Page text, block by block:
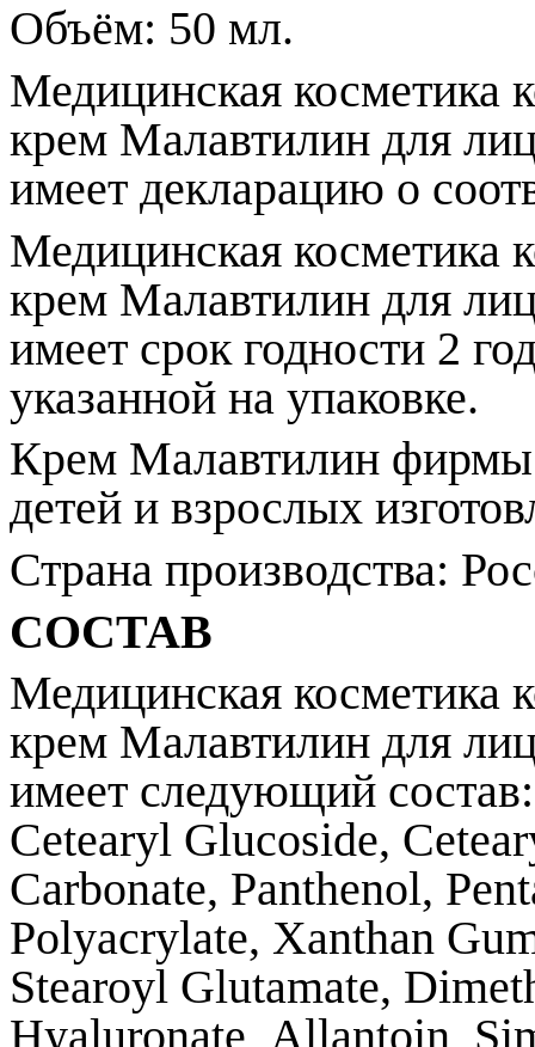
Объём: 50 мл.
Медицинская косметика
крем Малавтилин для
имеет декларацию о
Медицинская косметика
крем Малавтилин для
имеет срок годности 2
указанной на упаковке.
Крем Малавтилин фирмы
детей и взрослых
Страна производства:
СОСТАВ
Медицинская косметика
крем Малавтилин для
имеет следующий
Cetearyl Glucoside,
Carbonate, Panthenol,
Polyacrylate, Xanthan
Stearoyl Glutamate,
Hyaluronate Allantoin